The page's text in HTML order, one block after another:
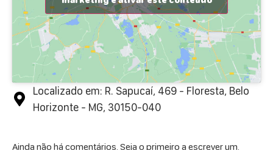
Localizado em: R. Sapucaí, 469 - Floresta, Belo
Horizonte - MG, 30150-040
Ainda não há comentários. Seja o primeiro a escrever um.